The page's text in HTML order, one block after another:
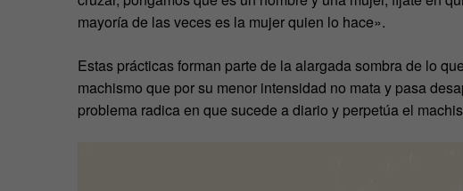
mayoría de las veces es la mujer quien lo hace».
Estas prácticas forman parte de la alargada sombra de lo
machismo que por su menor intensidad no mata y pasa
problema radica en que sucede a diario y perpetúa el